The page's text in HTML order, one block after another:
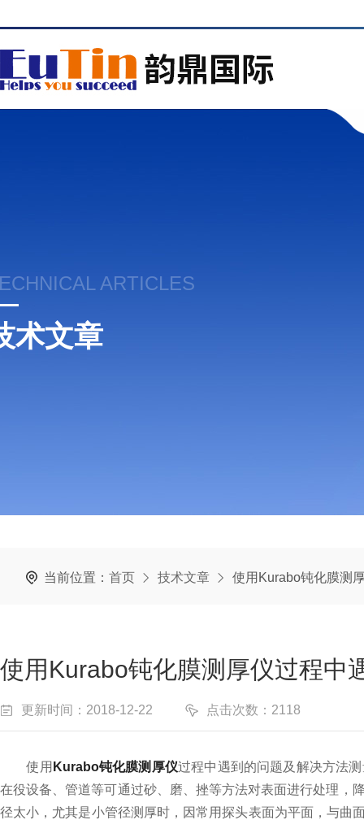
ARTICLES
术文章
当前位置： 首页 技术文章 使用Kurabo钝化膜测
使用Kurabo钝化膜测厚仪过程中
更新时间：2018-12-22 点击次数：2118
使用 Kurabo钝化膜测厚仪过程中遇到的问题及解决方法
在役设备、管道等可通过砂、磨、挫等方法对表面进行处理，
径太小，尤其是小管径测厚时，因常用探头表面为平面，与曲